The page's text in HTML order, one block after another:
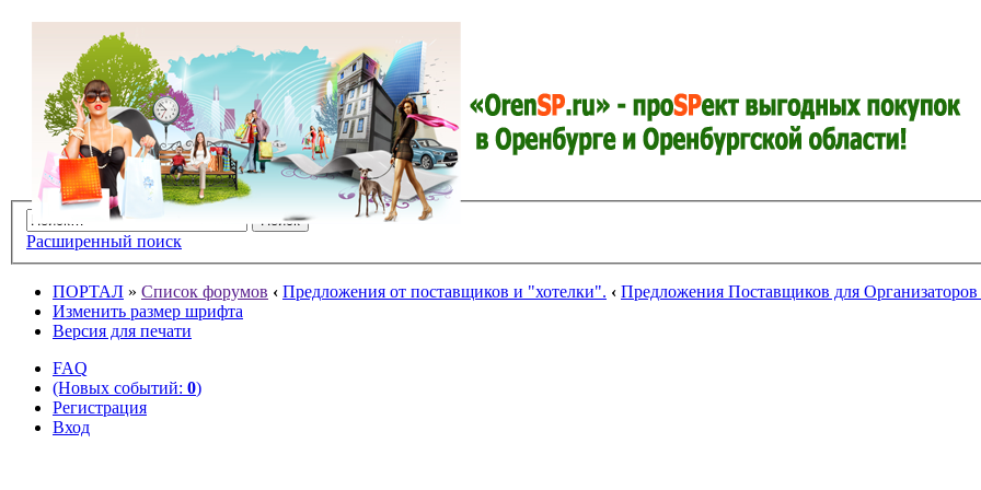
Расширенный поиск
ПОРТАЛ » Список форумов ‹ Предложения от поставщиков и "хотелки". ‹ Предложения Поставщиков для
Изменить размер шрифта
Версия для печати
FAQ
(Новых событий: 0)
Регистрация
Вход